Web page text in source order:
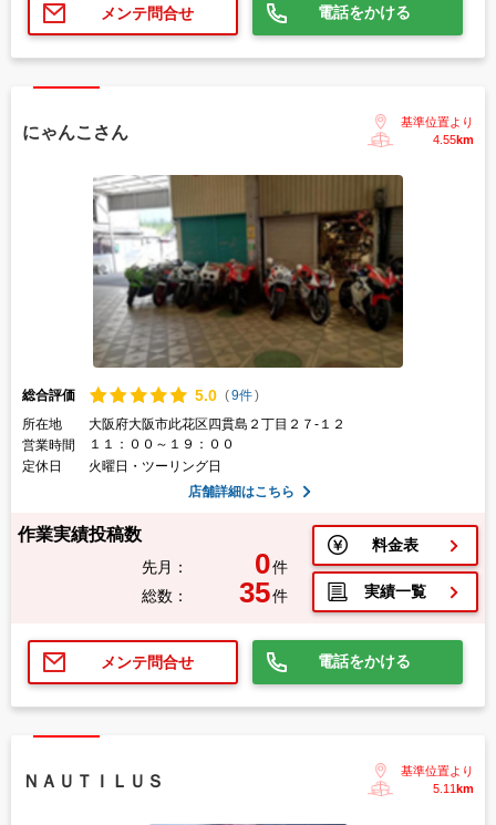
メンテ問合せ 電話をかける
にゃんこさん
基準位置より
4.55km
総合評価 5.0 (9件)
所在地
大阪府大阪市此花区四貫島２丁目２７-１２
営業時間
１１：００～１９：００
定休日
火曜日・ツーリング日
店舗詳細はこちら
作業実績投稿数
先月： 0件
総数：
35件
料金表
実績一覧
メンテ問合せ 電話をかける
ＮＡＵＴＩＬＵＳ
基準位置より
5.11 km